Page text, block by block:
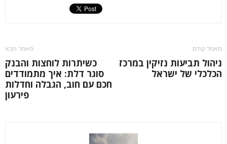
מאמר קודם
ניהול תביעות נזיקין במרכז
הכלכלי של ישראל
מאמר הבא
כשיתרות לוחצות והבנק
סוגר דלת: איך מתמודדים
חכם עם חוב, הגבלה וחדלות
פירעון